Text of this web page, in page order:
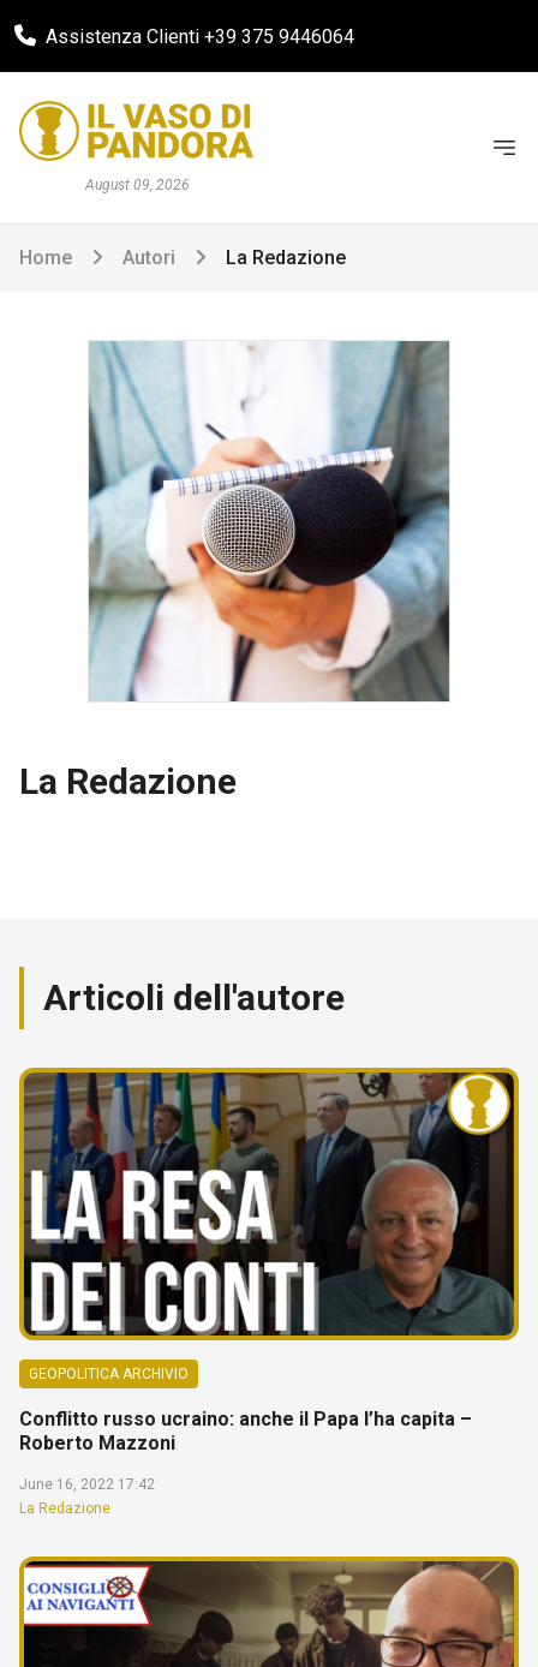
Assistenza Clienti +39 375 9446064
August 09, 2026
Home Autori La Redazione
La Redazione
Articoli dell'autore
GEOPOLITICA ARCHIVIO
Conflitto russo ucraino: anche il Papa l’ha capita –
Roberto Mazzoni
June 16, 2022 17:42
La Redazione